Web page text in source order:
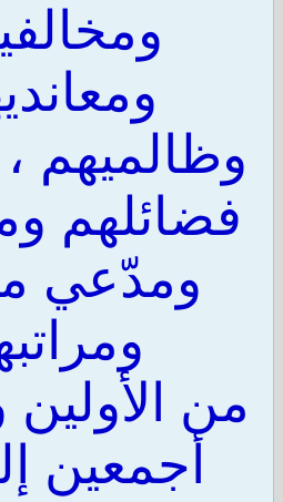
وظالميهم
فضائلهم
ومدّعي
من الأولين
أجمعين